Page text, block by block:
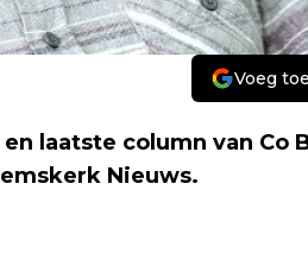
Voeg
laatste column van Co
Nieuws.